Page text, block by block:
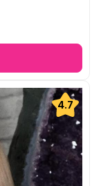
4.7